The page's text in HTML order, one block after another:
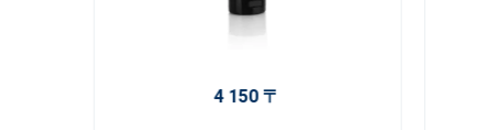
4 150 〒